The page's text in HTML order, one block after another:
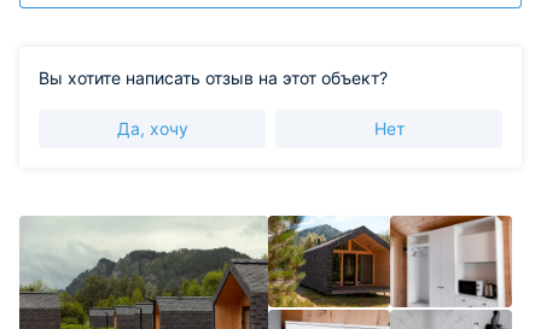
Вы хотите написать отзыв на этот объект?
Да, хочу Нет